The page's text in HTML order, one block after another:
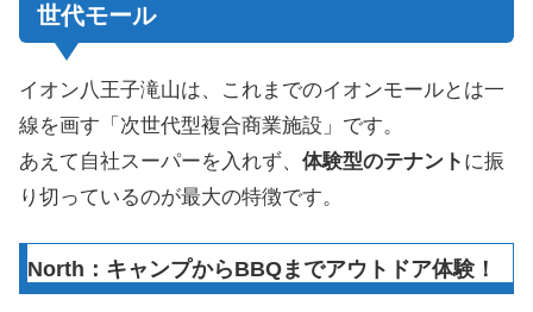
世代モール
イオン八王子滝山は、これまでのイオンモールとは一
線を画す「次世代型複合商業施設」です。
あえて自社スーパーを入れず、 体験型のテナント に振
り切っているのが最大の特徴です。
North：キャンプからBBQまでアウトドア体験！